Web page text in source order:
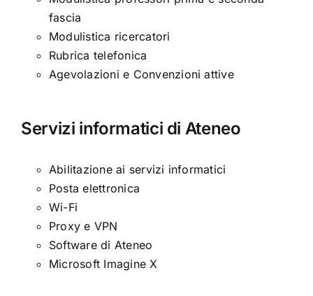
fascia
Modulistica ricercatori
Rubrica telefonica
Agevolazioni e Convenzioni attive
Servizi informatici di Ateneo
Abilitazione ai servizi informatici
Posta elettronica
Wi-Fi
Proxy e VPN
Software di Ateneo
Microsoft Imagine X